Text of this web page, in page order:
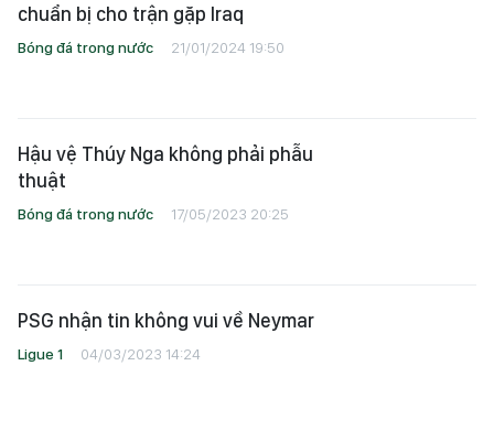
chuẩn bị cho trận gặp Iraq
Bóng đá trong nước 21/01/2024 19:50
Hậu vệ Thúy Nga không phải phẫu
thuật
Bóng đá trong nước 17/05/2023 20:25
PSG nhận tin không vui về Neymar
Ligue 1 04/03/2023 14:24